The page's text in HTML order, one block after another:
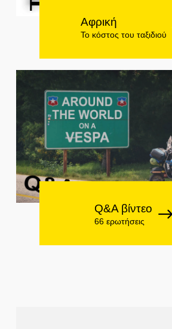
Αφρική
Το κόστος του ταξιδιού
Q&A βίντεο
66 ερωτήσεις